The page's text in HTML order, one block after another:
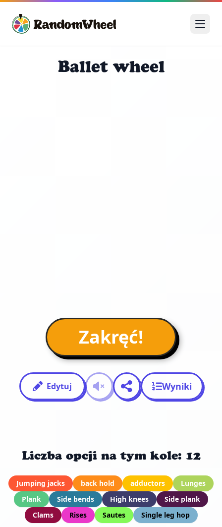
Ballet wheel
Zakręć!
Edytuj Wyniki
Liczba opcji na tym kole: 12
Jumping jacks back hold adductors
Lunges
Plank
Side bends High knees
Side plank
Clams
Rises Sautes Single leg hop